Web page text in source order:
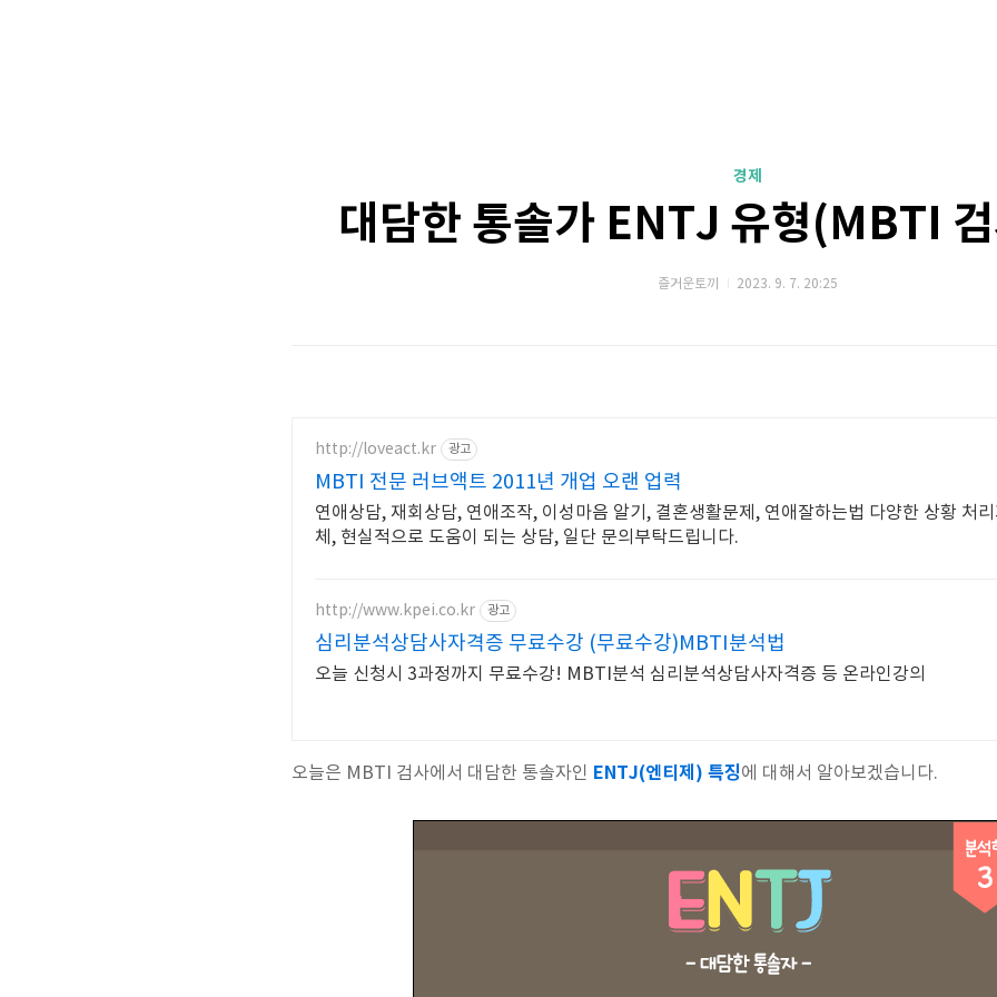
경제
대담한 통솔가 ENTJ 유형(MBTI
즐거운토끼 2023. 9. 7. 20:25
http://loveact.kr 광고
MBTI 전문 러브액트 2011년 개업 오랜 업력
연애상담, 재회상담, 연애조작, 이성마음 알기, 결혼생활문제, 연애잘하는법 다양한 상황 처
체, 현실적으로 도움이 되는 상담, 일단 문의부탁드립니다.
http://www.kpei.co.kr 광고
심리분석상담사자격증 무료수강 (무료수강)MBTI분석법
오늘 신청시 3과정까지 무료수강! MBTI분석 심리분석상담사자격증 등 온라인강의
오늘은 MBTI 검사에서 대담한 통솔자인 ENTJ(엔티제) 특징에 대해서 알아보겠습니다.